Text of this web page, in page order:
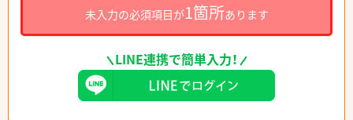
未入力の必須項目が1箇所あります
LINE連携で簡単入力！